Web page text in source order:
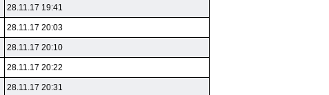
28.11.17 19:41
28.11.17 20:03
28.11.17 20:10
28.11.17 20:22
28.11.17 20:31